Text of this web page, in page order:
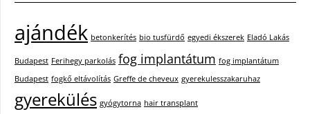
ajándék betonkerítés bio tusfürdő egyedi ékszerek Eladó Lakás
Budapest Ferihegy parkolás fog implantátum fog implantátum
Budapest fogkő eltávolítás Greffe de cheveux gyerekulesszakaruhaz
gyerekülés gyógytorna hair transplant